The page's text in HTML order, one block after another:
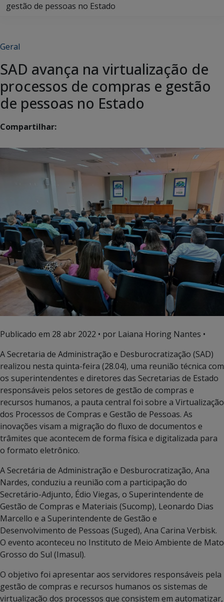
gestão de pessoas no Estado
Geral
SAD avança na virtualização de
processos de compras e gestão
de pessoas no Estado
Compartilhar:
Publicado em 28 abr 2022 • por Laiana Horing Nantes •
A Secretaria de Administração e Desburocratização (SAD)
realizou nesta quinta-feira (28.04), uma reunião técnica com
os superintendentes e diretores das Secretarias de Estado
responsáveis pelos setores de gestão de compras e
recursos humanos, a pauta central foi sobre a Virtualização
dos Processos de Compras e Gestão de Pessoas. As
inovações visam a migração do fluxo de documentos e
trâmites que acontecem de forma física e digitalizada para
o formato eletrônico.
A Secretária de Administração e Desburocratização, Ana
Nardes, conduziu a reunião com a participação do
Secretário-Adjunto, Édio Viegas, o Superintendente de
Gestão de Compras e Materiais (Sucomp), Leonardo Dias
Marcello e a Superintendente de Gestão e
Desenvolvimento de Pessoas (Suged), Ana Carina Verbisk.
O evento aconteceu no Instituto de Meio Ambiente de Mato
Grosso do Sul (Imasul).
O objetivo foi apresentar aos servidores responsáveis pela
gestão de compras e recursos humanos os sistemas de
virtualização dos processos que consistem em automatizar,